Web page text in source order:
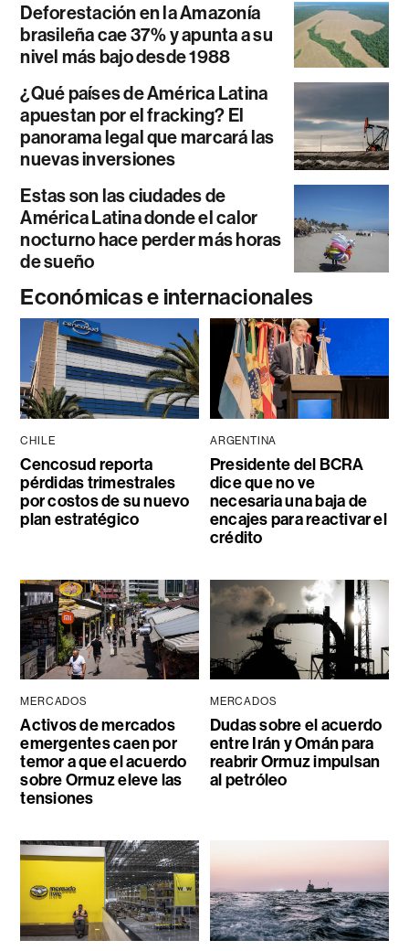
Deforestación en la Amazonía
brasileña cae 37% y apunta a su
nivel más bajo desde 1988
¿Qué países de América Latina
apuestan por el fracking? El
panorama legal que marcará las
nuevas inversiones
Estas son las ciudades de
América Latina donde el calor
nocturno hace perder más horas
de sueño
Económicas e internacionales
CHILE
Cencosud reporta
pérdidas trimestrales
por costos de su nuevo
plan estratégico
ARGENTINA
Presidente del BCRA
dice que no ve
necesaria una baja de
encajes para reactivar el
crédito
MERCADOS
Activos de mercados
emergentes caen por
temor a que el acuerdo
sobre Ormuz eleve las
tensiones
MERCADOS
Dudas sobre el acuerdo
entre Irán y Omán para
reabrir Ormuz impulsan
al petróleo